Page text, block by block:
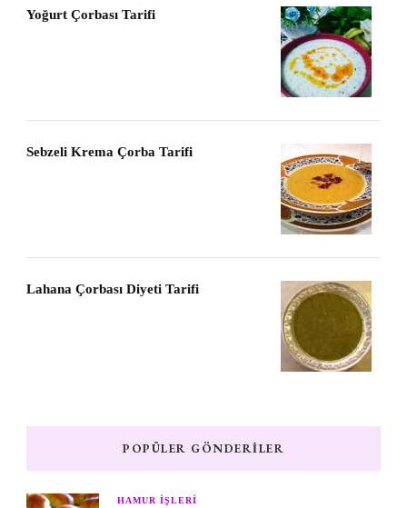
Yoğurt Çorbası Tarifi
Sebzeli Krema Çorba Tarifi
Lahana Çorbası Diyeti Tarifi
POPÜLER GÖNDERILER
HAMUR IŞLERI